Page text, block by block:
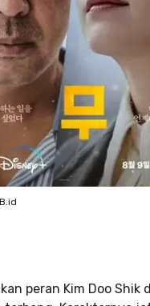
peran Kim Doo Shik